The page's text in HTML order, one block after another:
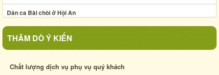
Dân ca Bài chòi ở Hội An
Xã Cẩm Thanh chung sức ươm mầm phần I
THĂM DÒ Ý KIẾN
Chất lượng dịch vụ phụ vụ quý khách